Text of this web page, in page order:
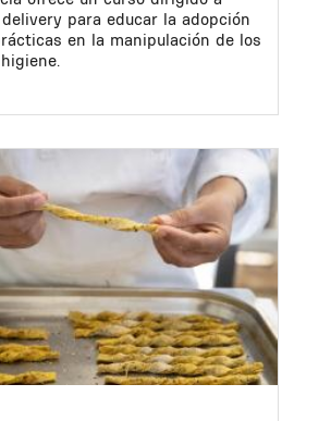
para educar la adopción
en la manipulación de los